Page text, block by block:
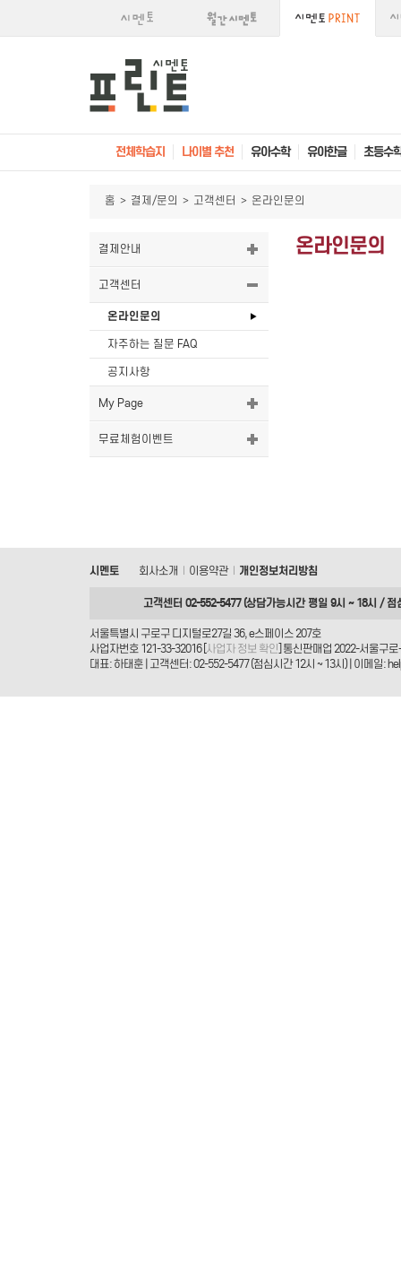
전체학습지 나이별 추천 유아수학 유아한글 초등수
홈 > 결제/문의 > 고객센터 > 온라인문의
결제안내
고객센터
온라인문의
자주하는 질문 FAQ
공지사항
My Page
무료체험이벤트
온라인문의
시멘토 회사소개 이용약관 개인정보처리방침
고객센터 02-552-5477 (상담가능시간 평일 9시 ~ 18시 / 점
서울특별시 구로구 디지털로27길 36, e스페이스 207호
사업자번호 121-33-32016 [ 사업자 정보 확인 ] 통신판매업 2022-서울구
대표: 하태훈 | 고객센터: 02-552-5477 (점심시간 12시 ~ 13시) | 이메일: